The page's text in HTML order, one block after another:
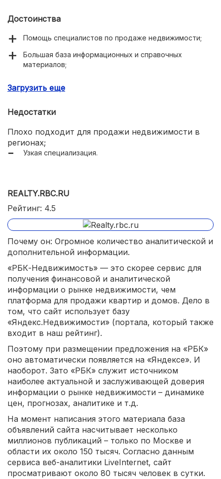
Достоинства
Помощь специалистов по продаже недвижимости;
Большая база информационных и справочных
материалов;
агентствами и финансовыми организациями.
Загрузить еще
Недостатки
Плохо подходит для продажи недвижимости в
регионах;
Узкая специализация.
REALTY.RBC.RU
Рейтинг: 4.5
Почему он: Огромное количество аналитической и
дополнительной информации.
«РБК-Недвижимость» — это скорее сервис для
получения финансовой и аналитической
информации о рынке недвижимости, чем
платформа для продажи квартир и домов. Дело в
том, что сайт использует базу
«Яндекс.Недвижимости» (портала, который также
входит в наш рейтинг).
Поэтому при размещении предложения на «РБК»
оно автоматически появляется на «Яндексе». И
наоборот. Зато «РБК» служит источником
наиболее актуальной и заслуживающей доверия
информации о рынке недвижимости – динамике
цен, прогнозах, аналитике и т.д.
На момент написания этого материала база
объявлений сайта насчитывает несколько
миллионов публикаций – только по Москве и
области их около 150 тысяч. Согласно данным
сервиса веб-аналитики LiveInternet, сайт
просматривают около 80 тысяч человек в сутки.